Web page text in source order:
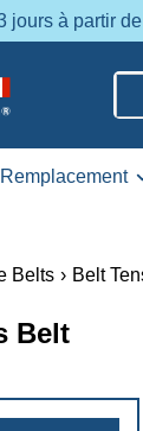
jours à partir
Remplacement
Belts › Belt
Belt